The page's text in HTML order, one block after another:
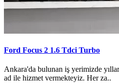
Ford Focus 2 1.6 Tdci Turbo
Ankara'da bulunan iş yerimizde
ad ile hizmet vermekteyiz. Her za..